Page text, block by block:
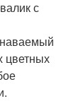
с
цветных